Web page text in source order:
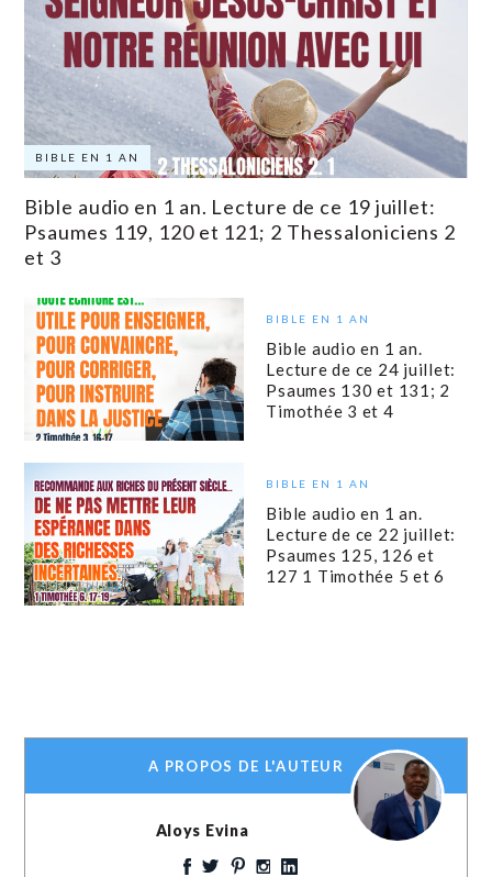
BIBLE EN 1 AN
Bible audio en 1 an. Lecture de ce 19 juillet:
Psaumes 119, 120 et 121; 2 Thessaloniciens 2
et 3
BIBLE EN 1 AN
Bible audio en 1 an.
Lecture de ce 24 juillet:
Psaumes 130 et 131; 2
Timothée 3 et 4
BIBLE EN 1 AN
Bible audio en 1 an.
Lecture de ce 22 juillet:
Psaumes 125, 126 et
127 1 Timothée 5 et 6
A PROPOS DE L'AUTEUR
Aloys Evina